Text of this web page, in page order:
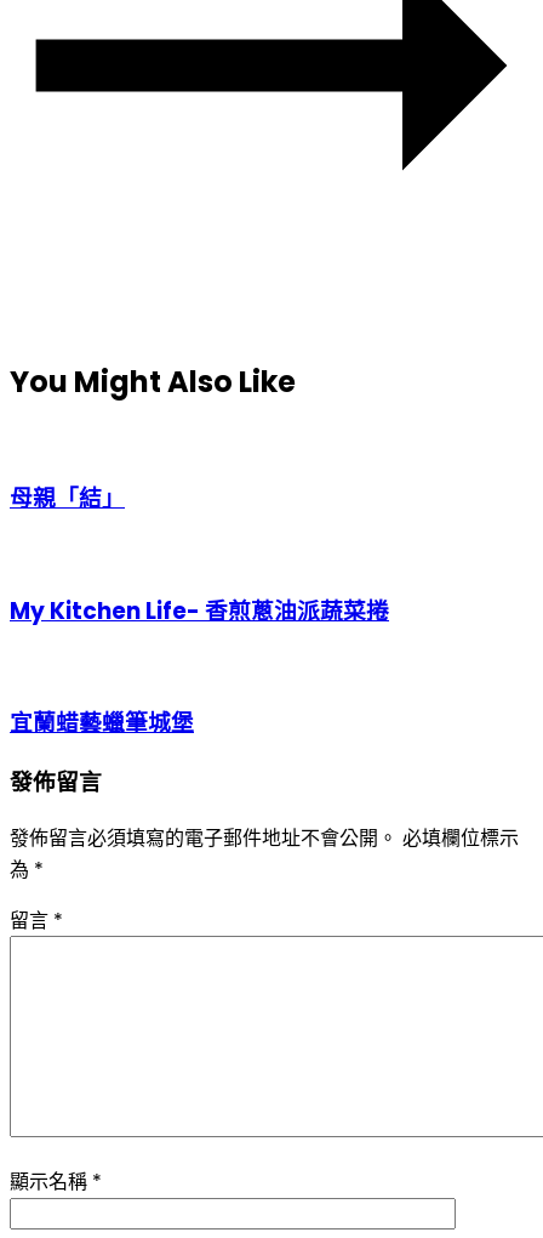
You Might Also Like
母親「結」
My Kitchen Life- 香煎蔥油派蔬菜捲
宜蘭蜡藝蠟筆城堡
發佈留言
發佈留言必須填寫的電子郵件地址不會公開。 必填欄位標示
為 *
留言 *
顯示名稱 *